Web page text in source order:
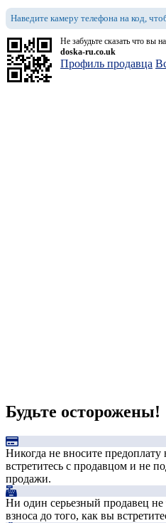
Наведите камеру телефона на код,
Не забудьте сказать что вы
doska-ru.co.uk
Профиль продавца
Будьте осторожены!
Никогда не вносите предоплату
встретитесь с продавцом и не
продажи.
Ни один серьезный продавец не
взноса до того, как вы